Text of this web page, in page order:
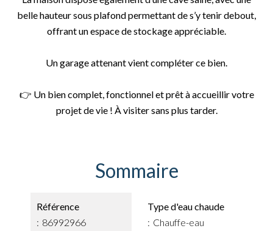
belle hauteur sous plafond permettant de s’y tenir debout,
offrant un espace de stockage appréciable.
Un garage attenant vient compléter ce bien.
👉 Un bien complet, fonctionnel et prêt à accueillir votre
projet de vie ! À visiter sans plus tarder.
Sommaire
Référence
86992966
Type d'eau chaude
Chauffe-eau